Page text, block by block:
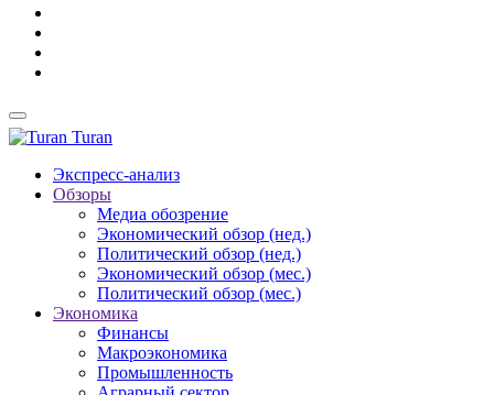
Turan
Экспресс-анализ
Обзоры
Медиа обозрение
Экономический обзор (нед.)
Политический обзор (нед.)
Экономический обзор (мес.)
Политический обзор (мес.)
Экономика
Финансы
Макроэкономика
Промышленность